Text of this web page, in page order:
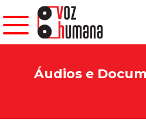
Áudios e